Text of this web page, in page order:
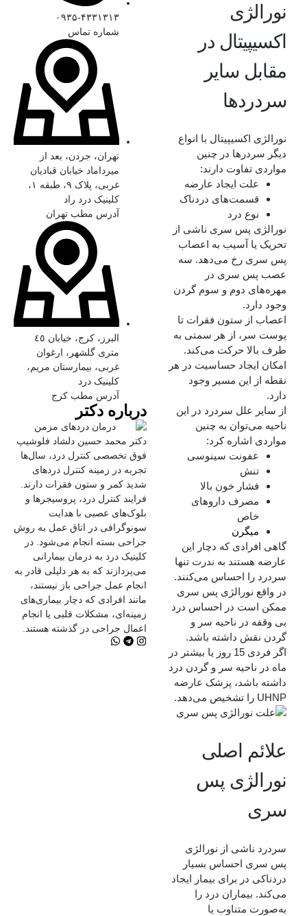
نورالژی
اکسیپیتال در
مقابل سایر
سردردها
نورالژی اکسیپیتال با انواع
دیگر سردرها در چنین
مواردی تفاوت دارند:
علت ایجاد عارضه
قسمت‌های دردناک
نوع درد
نورالژی پس سری ناشی از
تحریک یا آسیب به اعصاب
پس سری رخ می‌دهد. سه
عصب پس سری در
مهر‌ه‌های دوم و سوم گردن
وجود دارد.
اعصاب از ستون فقرات تا
پوست سر، از هر سمتی به
طرف بالا حرکت می‌کند.
امکان ایجاد حساسیت در هر
نقطه از این مسیر وجود
دارد.
از سایر علل سردرد در این
ناحیه می‌توان به چنین
مواردی اشاره کرد:
عفونت سینوسی
تنش
فشار خون بالا
مصرف داروهای
خاص
میگرن
گاهی افرادی که دچار این
عارضه هستند به ندرت تنها
سردرد را احساس می‌کنند.
در واقع نورالژی پس سری
ممکن است در احساس درد
بی وقفه در ناحیه سر و
گردن نقش داشته باشد.
اگر فردی 15 روز یا بیشتر در
ماه در ناحیه سر و گردن درد
داشته باشد، پزشک عارضه
UHNP را تشخیص می‌دهد.
علائم اصلی
نورالژی پس
سری
سردرد‌ ناشی از نورالژی
پس سری احساس بسیار
دردناکی در برای بیمار ایجاد
می‌کند. بیماران درد را
به‌صورت متناوب یا
۰۹۳۵-۴۳۳۱۳۱۳
شماره تماس
تهران، جردن، بعد از
میرداماد خیابان قبادیان
غربی، پلاک ۹، طبقه ۱،
کلینیک درد راد
آدرس مطب تهران
البرز، کرج، خیابان ٤٥
متری گلشهر، ارغوان
غربی، بیمارستان مریم،
کلینیک درد
آدرس مطب کرج
درباره دکتر
دکتر محمد حسین دلشاد فلوشیپ
فوق تخصصی کنترل درد، سال‌ها
تجربه در زمینه کنترل دردهای
شدید کمر و ستون فقرات دارند.
فرایند کنترل درد، پروسیجرها و
بلوک‌های عصبی با هدایت
سونوگرافی در اتاق عمل به روش
جراحی بسته انجام می‌شود. در
کلینیک درد به درمان‌ بیمارانی
می‌پردازند که به هر دلیلی قادر به
انجام عمل جراحی باز نیستند،
مانند افرادی که دچار بیماری‌های
زمینه‌ای، مشکلات قلبی یا انجام
اعمال جراحی در گذشته هستند.